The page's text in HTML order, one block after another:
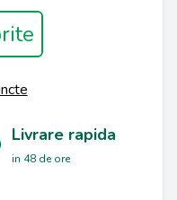
Livrare rapida
in 48 de ore